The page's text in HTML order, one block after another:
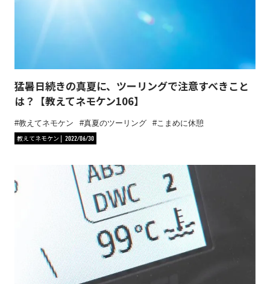
猛暑日続きの真夏に、ツーリングで注意すべきこと
は？【教えてネモケン106】
教えてネモケン 真夏のツーリング
こまめに休憩
教えてネモケン
2022/06/30